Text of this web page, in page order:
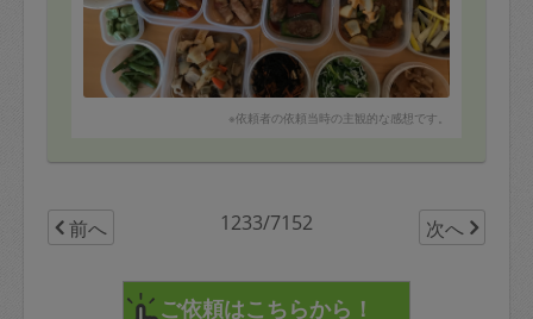
※依頼者の依頼当時の主観的な感想です。
前へ 1233/7152 次へ